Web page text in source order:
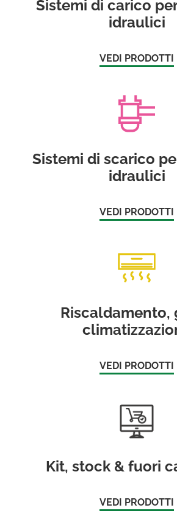
Sistemi di carico
idraulici
VEDI PRODOTTI
Sistemi di scarico
idraulici
VEDI PRODOTTI
Riscaldamento,
VEDI PRODOTTI
Kit, stock & fuori
VEDI PRODOTTI